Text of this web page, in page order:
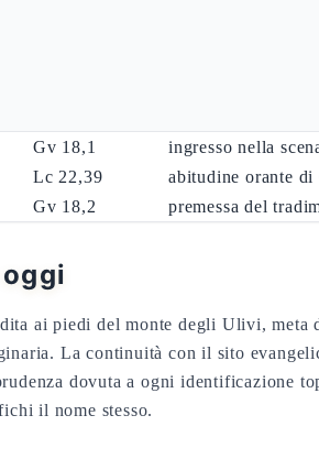
Gv 18,1
ingresso nella
Lc 22,39
abitudine orante di
Gv 18,2 premessa del
ai piedi del monte degli Ulivi, meta
La continuità con il sito
dovuta a ogni identificazione
il nome stesso.